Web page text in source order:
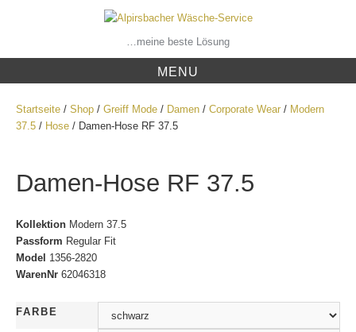
…meine beste Lösung
MENU
Startseite/ Shop/ Greiff Mode/ Damen/ Corporate Wear/ Modern
37.5/ Hose/ Damen-Hose RF 37.5
Damen-Hose RF 37.5
Kollektion Modern 37.5
Passform Regular Fit
Model 1356-2820
WarenNr 62046318
FARBE